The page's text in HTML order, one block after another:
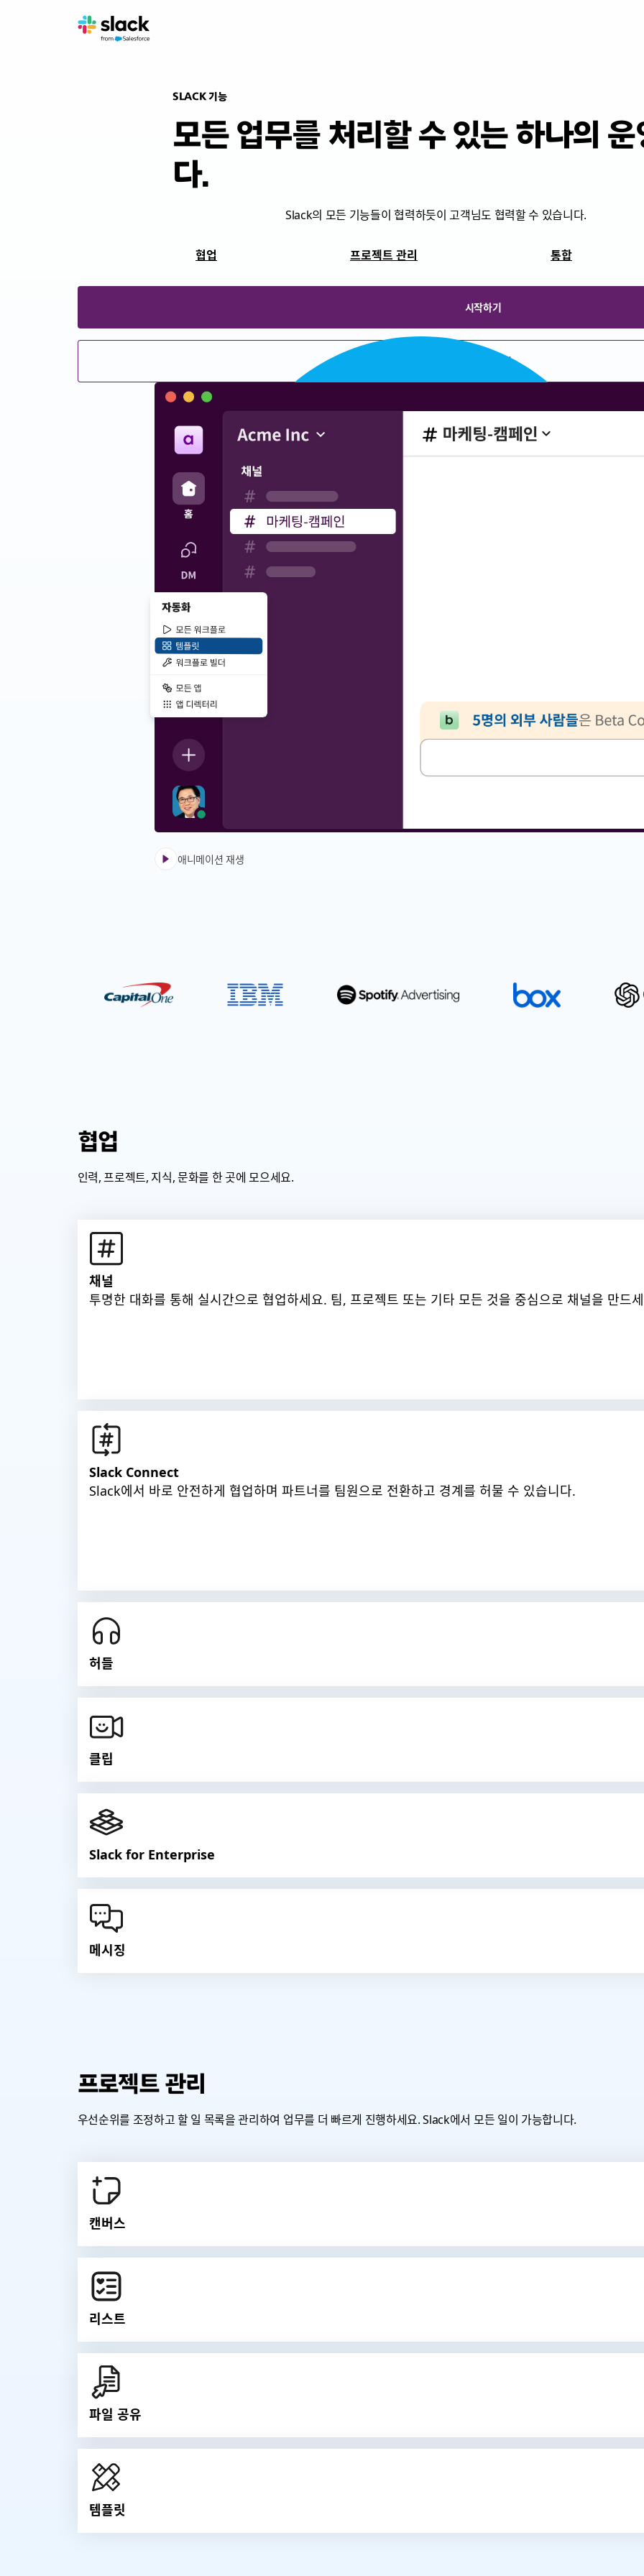
SLACK 기능
모든 업무를 처리할 수 있는 하나의
다.
Slack의 모든 기능들이 협력하듯이 고객님도 협력할 수 있습니다.
협업 프로젝트 관리 통합
시작하기
데모 요청하기
애니메이션 재생
협업
인력, 프로젝트, 지식, 문화를 한 곳에 모으세요.
채널
투명한 대화를 통해 실시간으로 협업하세요. 팀, 프로젝트 또는 기타 모든 것을 중심으로 채널을 만드
Slack Connect
Slack에서 바로 안전하게 협업하며 파트너를 팀원으로 전환하고 경계를 허물 수 있습니다.
허들
클립
메시징
Slack for Enterprise
프로젝트 관리
우선순위를 조정하고 할 일 목록을 관리하여 업무를 더 빠르게 진행하세요. Slack에서 모든 일이 가능합니다.
캔버스
리스트
파일 공유
템플릿